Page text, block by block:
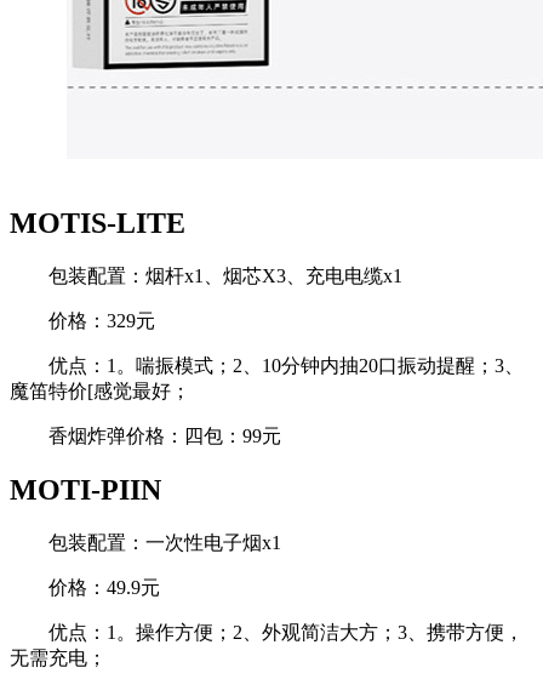
MOTIS-LITE
包装配置：烟杆x1、烟芯X3、充电电缆x1
价格：329元
优点：1。喘振模式；2、10分钟内抽20口振动提醒；3、
魔笛特价[感觉最好；
香烟炸弹价格：四包：99元
MOTI-PIIN
包装配置：一次性电子烟x1
价格：49.9元
优点：1。操作方便；2、外观简洁大方；3、携带方便，
无需充电；